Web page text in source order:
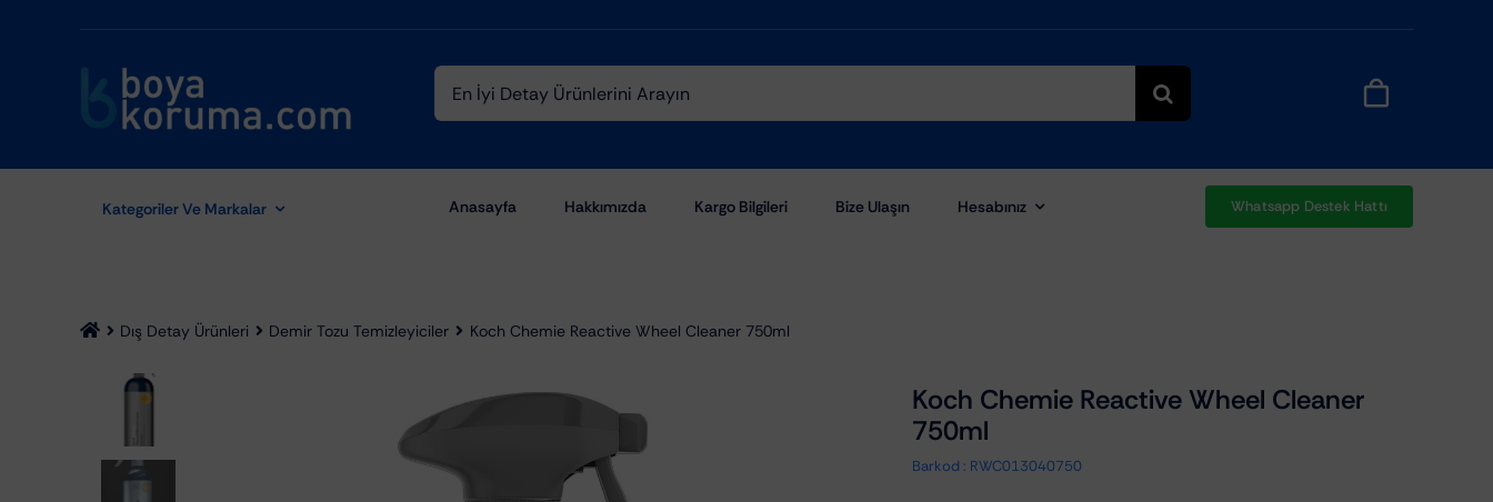
Ara:
Kategoriler Ve Markalar
Aydınlatma Ekipmanları
Aşındırıcı Pastalar
Anasayfa Hakkımızda Kargo Bilgileri Bize Ulaşın Hesabınız Whatsapp Destek Hattı
Dış Detay Ürünleri Demir Tozu Temizleyiciler Koch Chemie Reactive Wheel Cleaner 750ml
Koch Chemie Reactive Wheel Cleaner
750ml
Barkod : RWC013040750